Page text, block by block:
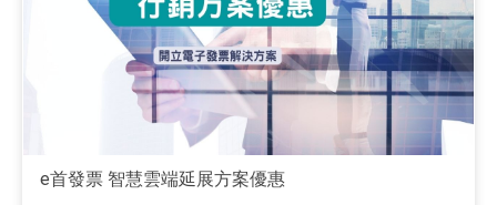
e首發票 智慧雲端延展方案優惠